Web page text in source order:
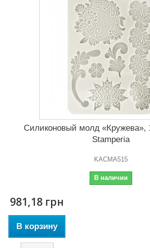
Силиконовый молд «Кружева»,
Stamperia
KACMA515
В наличии
981,18 грн
В корзину